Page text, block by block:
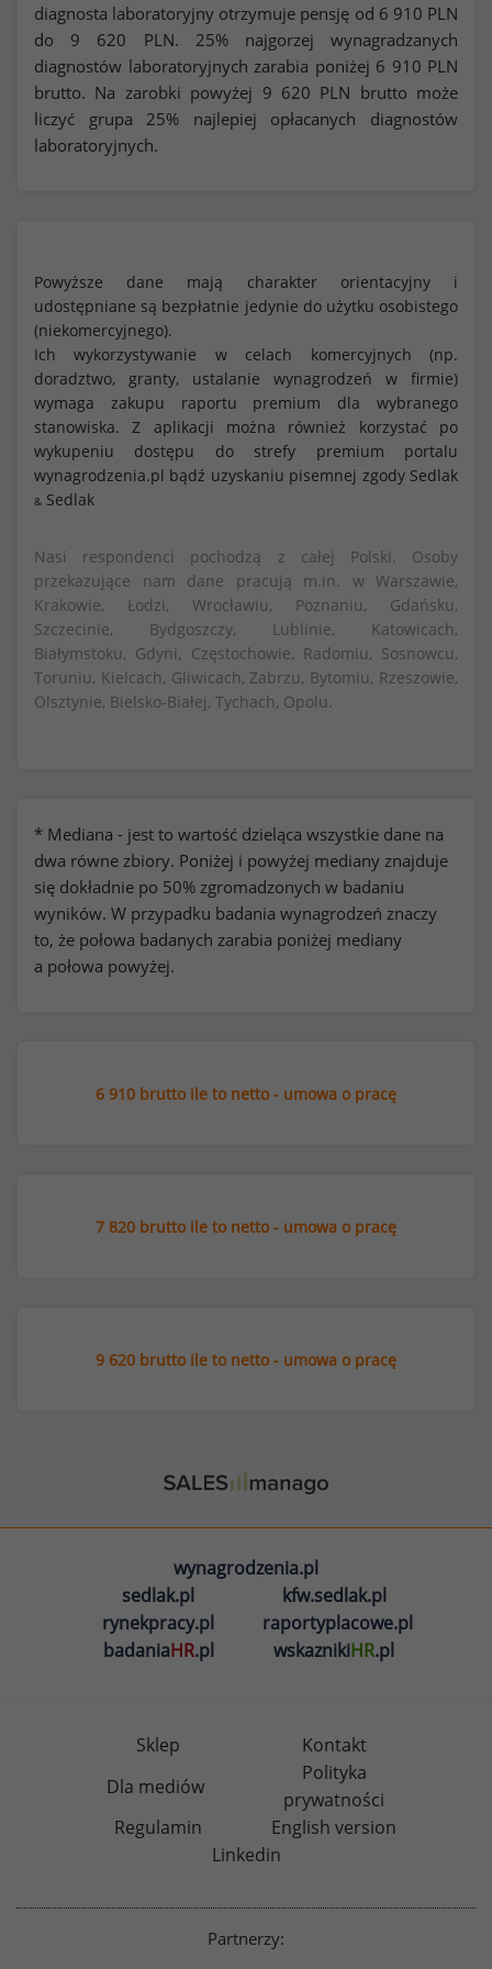
diagnosta laboratoryjny otrzymuje pensję od 6 910 PLN
do 9 620 PLN. 25% najgorzej wynagradzanych
diagnostów laboratoryjnych zarabia poniżej 6 910 PLN
brutto. Na zarobki powyżej 9 620 PLN brutto może
liczyć grupa 25% najlepiej opłacanych diagnostów
laboratoryjnych.
Powyższe dane mają charakter orientacyjny i
udostępniane są bezpłatnie jedynie do użytku osobistego
(niekomercyjnego).
Ich wykorzystywanie w celach komercyjnych (np.
doradztwo, granty, ustalanie wynagrodzeń w firmie)
wymaga zakupu raportu premium dla wybranego
stanowiska. Z aplikacji można również korzystać po
wykupeniu dostępu do strefy premium portalu
wynagrodzenia.pl bądź uzyskaniu pisemnej zgody Sedlak
& Sedlak
Nasi respondenci pochodzą z całej Polski. Osoby
przekazujące nam dane pracują m.in. w Warszawie,
Krakowie, Łodzi, Wrocławiu, Poznaniu, Gdańsku,
Szczecinie, Bydgoszczy, Lublinie, Katowicach,
Białymstoku, Gdyni, Częstochowie, Radomiu, Sosnowcu,
Toruniu, Kielcach, Gliwicach, Zabrzu, Bytomiu, Rzeszowie,
Olsztynie, Bielsko-Białej, Tychach, Opolu.
* Mediana - jest to wartość dzieląca wszystkie dane na
dwa równe zbiory. Poniżej i powyżej mediany znajduje
się dokładnie po 50% zgromadzonych w badaniu
wyników. W przypadku badania wynagrodzeń znaczy
to, że połowa badanych zarabia poniżej mediany
a połowa powyżej.
6 910 brutto ile to netto - umowa o pracę
7 820 brutto ile to netto - umowa o pracę
9 620 brutto ile to netto - umowa o pracę
wynagrodzenia.pl
sedlak.pl
kfw.sedlak.pl
rynekpracy.pl
raportyplacowe.pl
badaniaHR.pl wskaznikiHR.pl
Sklep
Kontakt
Dla mediów
Polityka
prywatności
Regulamin
English version
Linkedin
Partnerzy: